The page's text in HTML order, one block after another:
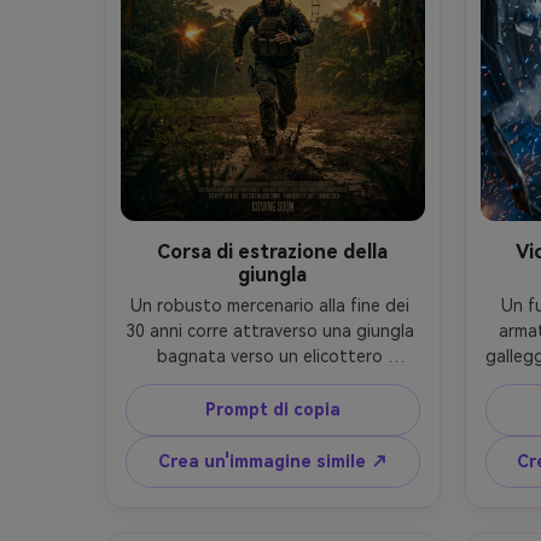
trama della pelle ultra-realistica,
messa a fuoco nitida, fotografia di
poster cinematografica di fascia
alta-AR 4:5
Corsa di estrazione della
giungla
Un robusto mercenario alla fine dei
30 anni corre attraverso una giungla
bagnata verso un elicottero
fluttuante, una scala di corda che
oscilla, il muso lampeggia sulla linea
degli alberi, pioggia e fango schizza,
intensa urgenza, retroilluminazione
drammatica attraverso foglie di
Prompt di copia
Crea un'immagine simile ↗
Un
e
forte